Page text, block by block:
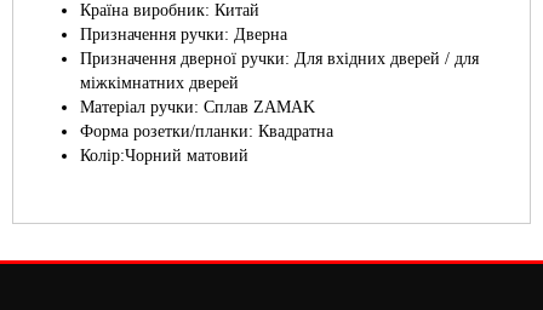
Країна виробник: Китай
Призначення ручки: Дверна
Призначення дверної ручки: Для вхідних дверей / для
міжкімнатних дверей
Матеріал ручки: Сплав ZAMAK
Форма розетки/планки: Квадратна
Колір:Чорний матовий